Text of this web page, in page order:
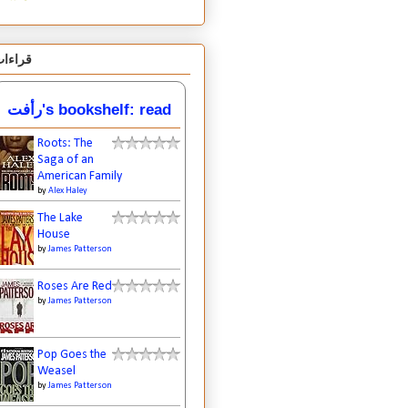
رأفت's bookshelf: read
Roots: The
Saga of an
American Family
byAlex Haley
The Lake
House
byJames Patterson
Roses Are Red
byJames Patterson
Pop Goes the
Weasel
byJames Patterson